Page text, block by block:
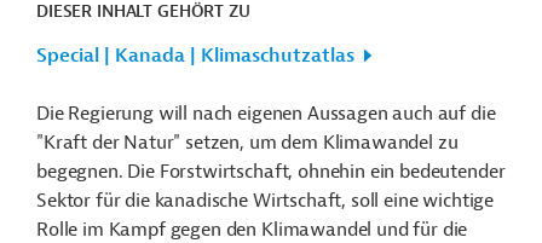
DIESER INHALT GEHÖRT ZU
Special | Kanada | Klimaschutzatlas
Die Regierung will nach eigenen Aussagen auch auf die
"Kraft der Natur" setzen, um dem Klimawandel zu
begegnen. Die Forstwirtschaft, ohnehin ein bedeutender
Sektor für die kanadische Wirtschaft, soll eine wichtige
Rolle im Kampf gegen den Klimawandel und für die